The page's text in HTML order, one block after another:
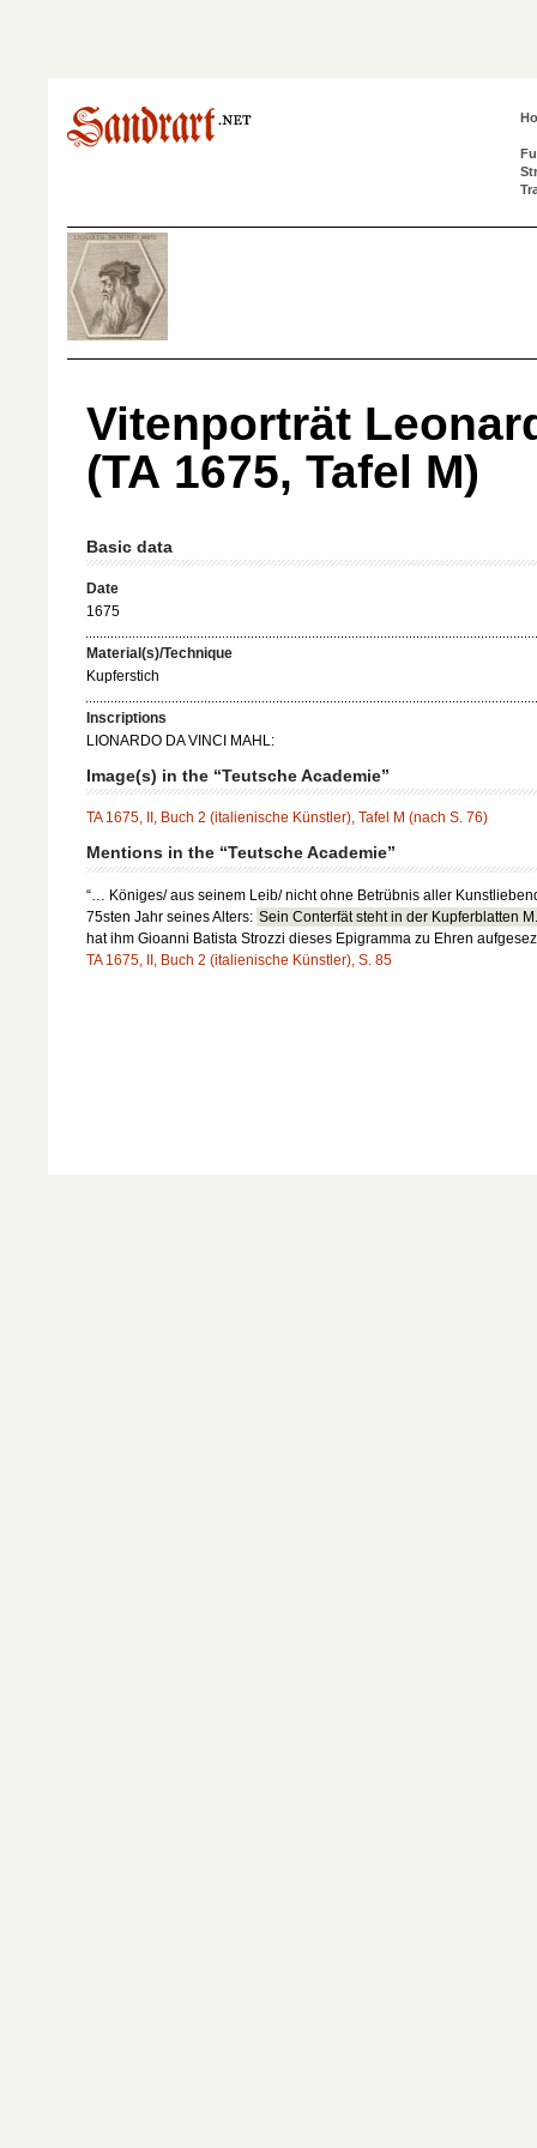
Vitenporträt
(TA 1675, Tafel M)
Basic data
Date
1675
Material(s)/Technique
Kupferstich
Inscriptions
LIONARDO DA VINCI MAHL:
Image(s) in the “Teutsche Academie”
TA 1675, II, Buch 2 (italienische Künstler), Tafel M (nach S. 76)
Mentions in the “Teutsche Academie”
“… Königes/ aus seinem Leib/ nicht ohne Betrübnis aller
75sten Jahr seines Alters: Sein Conterfät steht in der Kupferblatten
hat ihm Gioanni Batista Strozzi dieses Epigramma zu Ehren
TA 1675, II, Buch 2 (italienische Künstler), S. 85